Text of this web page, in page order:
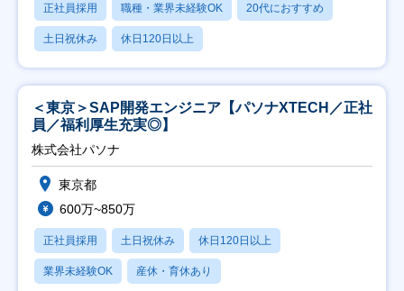
正社員採用 職種・業界未経験OK 20代におすすめ
土日祝休み 休日120日以上
＜東京＞SAP開発エンジニア【パソナXTECH／正社
員／福利厚生充実◎】
株式会社パソナ
東京都
600万~850万
正社員採用 土日祝休み 休日120日以上
業界未経験OK 産休・育休あり